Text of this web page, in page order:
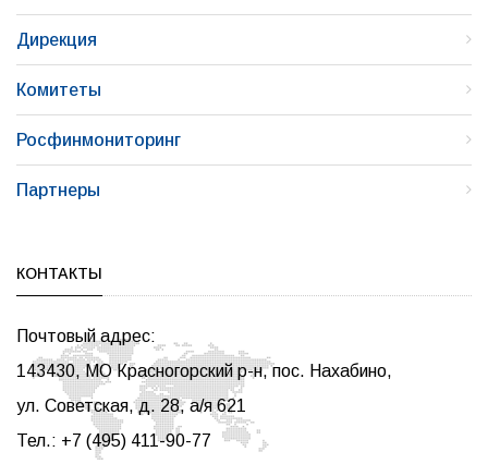
Дирекция
Комитеты
Росфинмониторинг
Партнеры
КОНТАКТЫ
Почтовый адрес:
143430, МО Красногорский р-н, пос. Нахабино,
ул. Советская, д. 28, а/я 621
Тел.: +7 (495) 411-90-77